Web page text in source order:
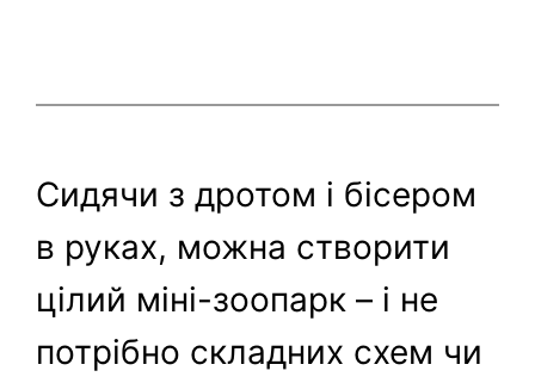
Сидячи з дротом і бісером
в руках, можна створити
цілий міні-зоопарк – і не
потрібно складних схем чи